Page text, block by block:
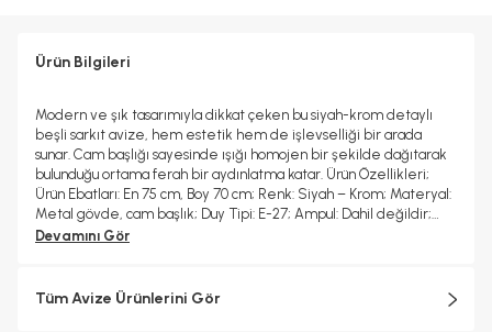
Ürün Bilgileri
Modern ve şık tasarımıyla dikkat çeken bu siyah-krom detaylı
beşli sarkıt avize, hem estetik hem de işlevselliği bir arada
sunar. Cam başlığı sayesinde ışığı homojen bir şekilde dağıtarak
bulunduğu ortama ferah bir aydınlatma katar. Ürün Özellikleri;
Ürün Ebatları: En 75 cm, Boy 70 cm; Renk: Siyah – Krom; Materyal:
Metal gövde, cam başlık; Duy Tipi: E-27; Ampul: Dahil değildir;
Boy: Ayarlanabilir; Garanti: 2 yıl
Devamını Gör
Tüm Avize Ürünlerini Gör